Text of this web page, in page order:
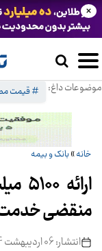
موضوعات داغ: # قیمت
×
خانه»بانک و بیمه
منقضی
انتشار: 06 اردیبهشت 1404 - 17:16